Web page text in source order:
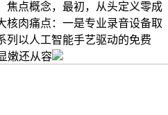
焦点概念，最初，从头定义零成
核肉痛点：一是专业录音设备取
列以人工智能手艺驱动的免费
嫩还从容